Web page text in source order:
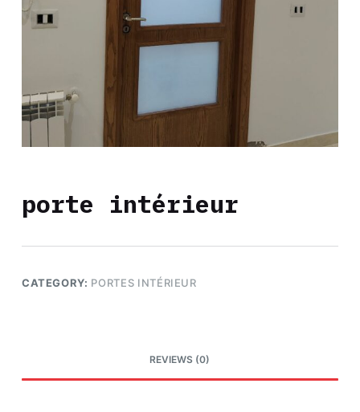
porte intérieur
CATEGORY: PORTES INTÉRIEUR
REVIEWS (0)